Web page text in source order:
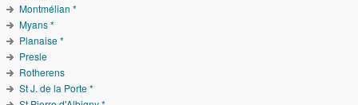
Montmélian *
Myans *
Planaise *
Presle
Rotherens
St J. de la Porte *